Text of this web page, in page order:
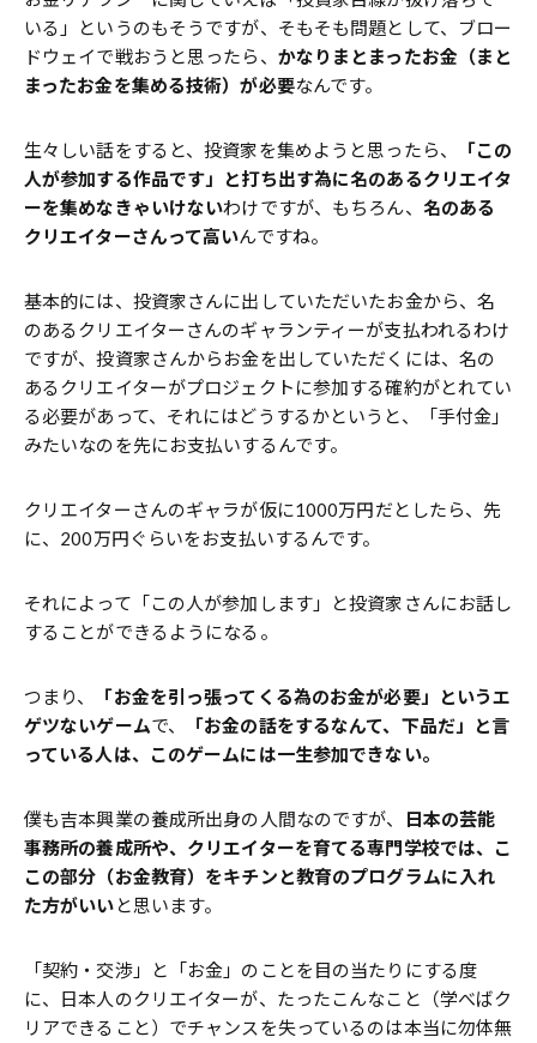
いる」というのもそうですが、そもそも問題として、ブロー
ドウェイで戦おうと思ったら、 かなりまとまったお金（まと
まったお金を集める技術）が必要なんです。
生々しい話をすると、投資家を集めようと思ったら、
「この
人が参加する作品です」と打ち出す為に名のあるクリエイタ
ーを集めなきゃいけないわけですが、もちろん、 名のある
クリエイターさんって高いんですね。
基本的には、投資家さんに出していただいたお金から、名
のあるクリエイターさんのギャランティーが支払われるわけ
ですが、投資家さんからお金を出していただくには、名の
あるクリエイターがプロジェクトに参加する確約がとれてい
る必要があって、それにはどうするかというと、「手付金」
みたいなのを先にお支払いするんです。
クリエイターさんのギャラが仮に1000万円だとしたら、先
に、200万円ぐらいをお支払いするんです。
それによって「この人が参加します」と投資家さんにお話し
することができるようになる。
つまり、
「お金を引っ張ってくる為のお金が必要」というエ
ゲツないゲームで、
「お金の話をするなんて、下品だ」と言
っている人は、このゲームには一生参加できない。
僕も吉本興業の養成所出身の人間なのですが、
日本の芸能
事務所の養成所や、クリエイターを育てる専門学校では、こ
この部分（お金教育）をキチンと教育のプログラムに入れ
た方がいい と思います。
「契約・交渉」と「お金」のことを目の当たりにする度
に、日本人のクリエイターが、たったこんなこと（学べばク
リアできること）でチャンスを失っているのは本当に勿体無